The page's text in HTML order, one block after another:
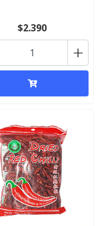
$2.390
+